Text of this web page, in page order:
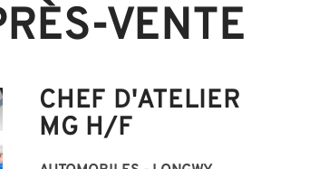
VENTE
CHEF D'ATELIER
MG H/F